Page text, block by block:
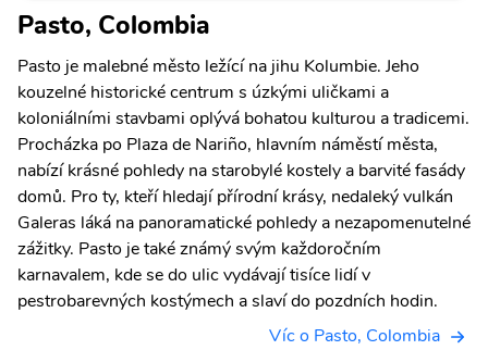
Pasto, Colombia
Pasto je malebné město ležící na jihu Kolumbie. Jeho
kouzelné historické centrum s úzkými uličkami a
koloniálními stavbami oplývá bohatou kulturou a tradicemi.
Procházka po Plaza de Nariño, hlavním náměstí města,
nabízí krásné pohledy na starobylé kostely a barvité fasády
domů. Pro ty, kteří hledají přírodní krásy, nedaleký vulkán
Galeras láká na panoramatické pohledy a nezapomenutelné
zážitky. Pasto je také známý svým každoročním
karnavalem, kde se do ulic vydávají tisíce lidí v
pestrobarevných kostýmech a slaví do pozdních hodin.
Víc o Pasto, Colombia